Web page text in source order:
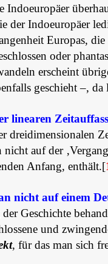
Indoeuropäer
der Indoeuropäer
Europas,
oder
erscheint
geschieht –, da
linearen
dreidimensionalen
auf der
Anfang, enthält.[
nicht auf einem
Geschichte
und
, für das man sich